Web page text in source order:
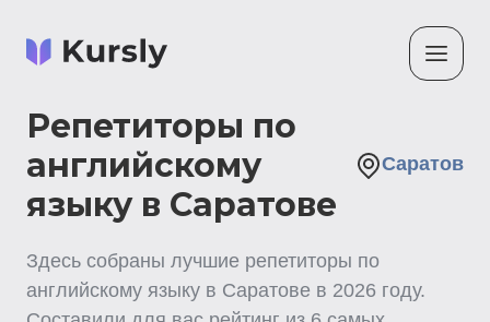
Репетиторы по
английскому
языку в Саратове
Саратов
Здесь собраны лучшие репетиторы по
английскому языку в Саратове в 2026 году.